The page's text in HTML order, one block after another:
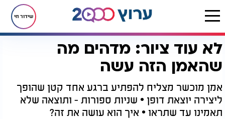
שידור חי
דף הבית רץ בוואטסאפ לא עוד ציור: מדהים מה שהאמן הזה עשה
לא עוד ציור: מדהים מה
שהאמן הזה עשה
אמן מוכשר מצליח להפתיע ברגע אחד קטן שהופך
ליצירה יוצאת דופן • שניות ספורות - ותוצאה שלא
תאמינו עד שתראו • איך הוא עושה את זה?